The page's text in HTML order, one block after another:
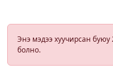
Энэ мэдээ хуучирсан
болно.